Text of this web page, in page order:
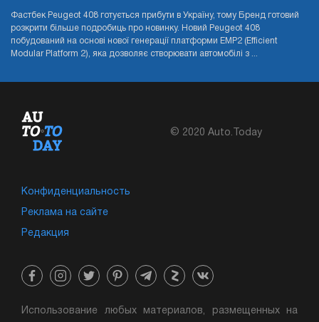
Фастбек Peugeot 408 готується прибути в Україну, тому Бренд готовий
розкрити більше подробиць про новинку. Новий Peugeot 408
побудований на основі нової генерації платформи EMP2 (Efficient
Modular Platform 2), яка дозволяє створювати автомобілі з ...
© 2020 Auto.Today
Конфиденциальность
Реклама на сайте
Редакция
Использование любых материалов, размещенных на